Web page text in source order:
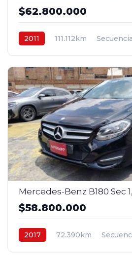
$62.800.000
2011 111.112km
Mercedes-Benz B180 Sec
$58.800.000
2017 72.390km